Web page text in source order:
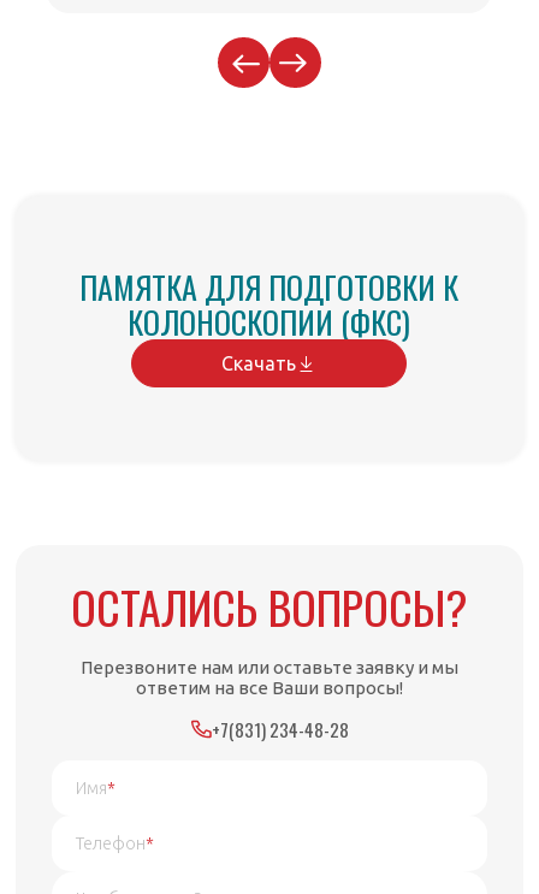
ПАМЯТКА ДЛЯ ПОДГОТОВКИ К
КОЛОНОСКОПИИ (ФКС)
Скачать
ОСТАЛИСЬ ВОПРОСЫ?
Перезвоните нам или оставьте заявку и мы
ответим на все Ваши вопросы!
+7(831) 234-48-28
Имя*
Телефон*